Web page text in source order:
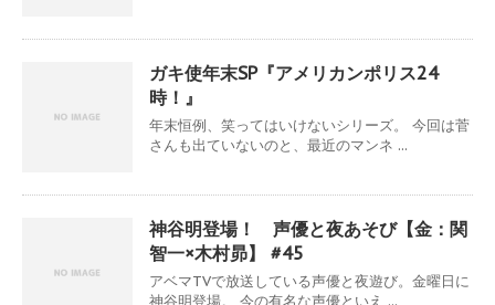
ガキ使年末SP『アメリカンポリス24
時！』
年末恒例、笑ってはいけないシリーズ。 今回は菅
さんも出ていないのと、最近のマンネ ...
神谷明登場！ 声優と夜あそび【金：関
智一×木村昴】 #45
アベマTVで放送している声優と夜遊び。金曜日に
神谷明登場。 今の有名な声優といえ ...